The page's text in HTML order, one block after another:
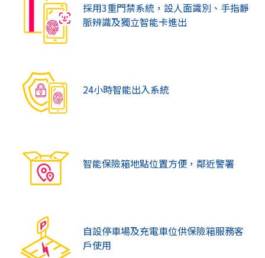
採用3重門禁系統，設人面識別、手指靜
脈辨識及獨立智能卡進出
24小時智能出入系統
智能保險箱地點位置方便，鄰近警署
自設停車場及充電車位供保險箱服務客
戶使用